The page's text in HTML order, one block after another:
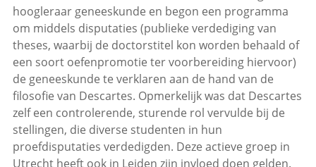
hoogleraar geneeskunde en begon een programma
om middels disputaties (publieke verdediging van
theses, waarbij de doctorstitel kon worden behaald of
een soort oefenpromotie ter voorbereiding hiervoor)
de geneeskunde te verklaren aan de hand van de
filosofie van Descartes. Opmerkelijk was dat Descartes
zelf een controlerende, sturende rol vervulde bij de
stellingen, die diverse studenten in hun
proefdisputaties verdedigden. Deze actieve groep in
Utrecht heeft ook in Leiden zijn invloed doen gelden.